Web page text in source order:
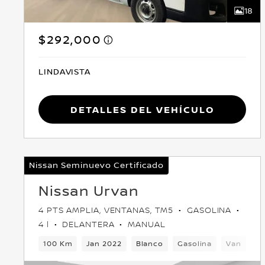
18
$292,000
LINDAVISTA
Detalles del vehículo
Nissan Seminuevo Certificado
Nissan Urvan
4 PTS AMPLIA, VENTANAS, TM5
GASOLINA
4 l
DELANTERA MANUAL
100 Km Jan 2022 Blanco Gasolina Van